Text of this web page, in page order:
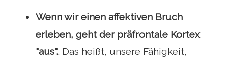
Wenn wir einen affektiven Bruch
erleben, geht der präfrontale Kortex
"aus".. Das heißt, unsere Fähigkeit,